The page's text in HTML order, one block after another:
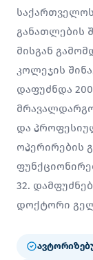
განათლების
მისგან
კოლეჯის
დაფუძნდა
და
ოპერირების
32.
დოქტორი